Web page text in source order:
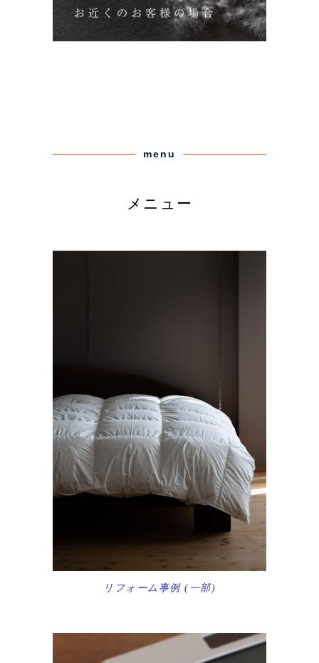
menu
メニュー
リフォーム事例 (一部)